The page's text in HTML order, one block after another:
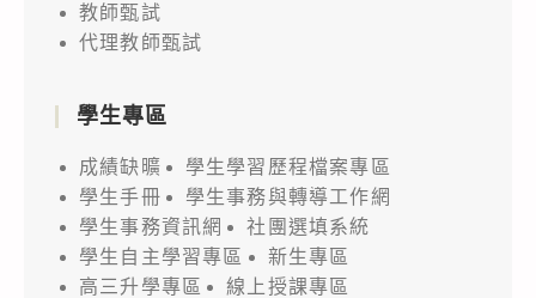
教師甄試
代理教師甄試
學生專區
成績缺曠
學生學習歷程檔案專區
學生手冊
學生事務與轉導工作網
學生事務資訊網
社團選填系統
學生自主學習專區
新生專區
高三升學專區
線上授課專區